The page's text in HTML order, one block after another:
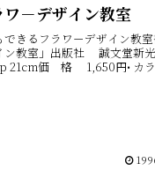
ワ－デザイン教室
できるフラワ－デザイン教
教室」出版社 誠文堂新
価 格 1,650円• カ